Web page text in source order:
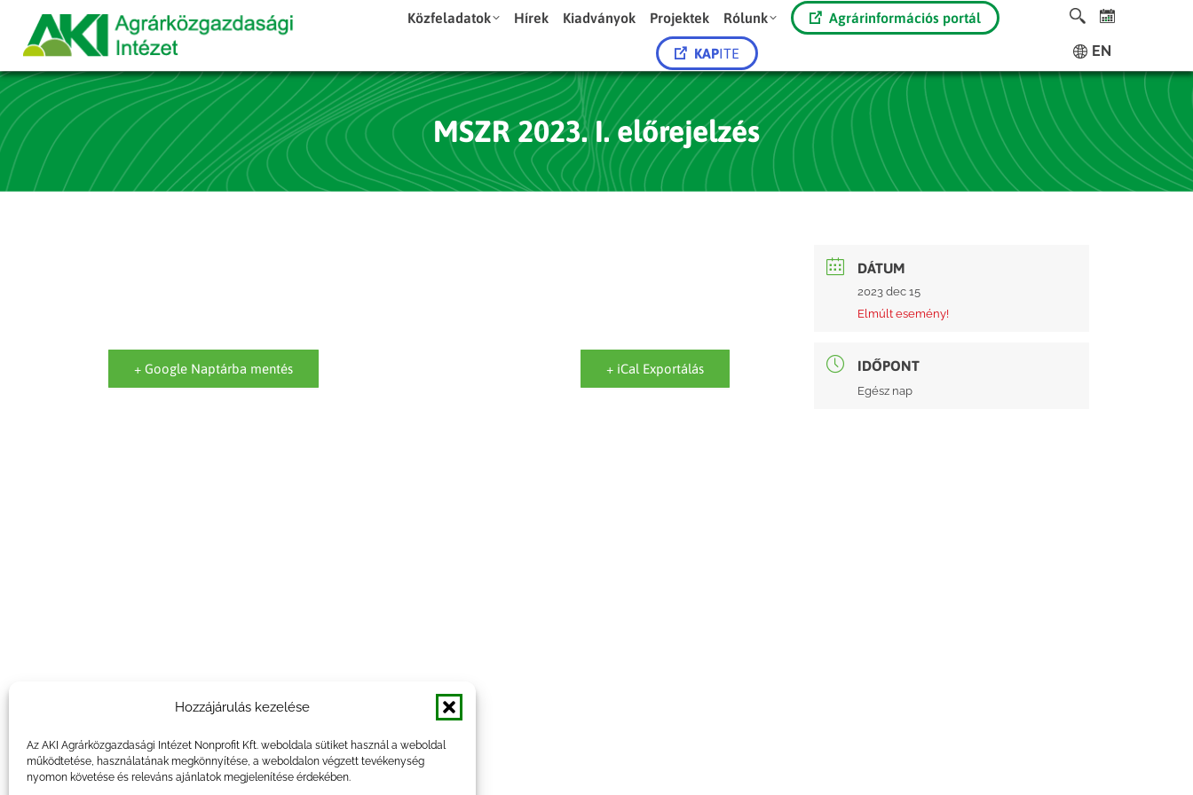
Hozzájárulás kezelése
Az AKI Agrárközgazdasági Intézet Nonprofit Kft. weboldala sütiket használ a weboldal
működtetése, használatának megkönnyítése, a weboldalon végzett tevékenység
nyomon követése és releváns ajánlatok megjelenítése érdekében.
Közfeladatok Hírek Kiadványok Projektek Rólunk Agrárinformációs portál
KAPITE EN
MSZR 2023. I. előrejelzés
+ Google Naptárba mentés + iCal Exportálás
DÁTUM
2023 dec 15
Elmúlt esemény!
IDŐPONT
Egész nap